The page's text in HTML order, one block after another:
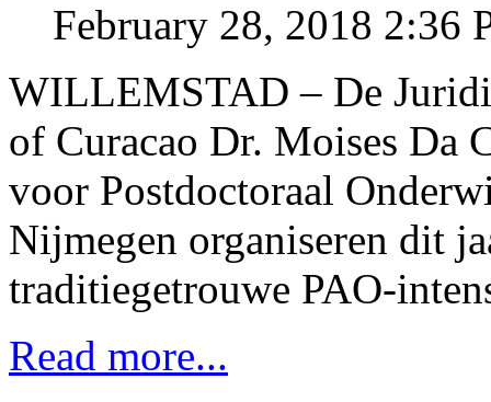
February 28, 2018 2:36
WILLEMSTAD – De
of Curacao Dr. Moises Da
voor Postdoctoraal
Nijmegen organiseren dit
traditiegetrouwe PAO-
Read more...